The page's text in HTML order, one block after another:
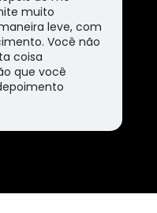
muito
leve, com
Você não
coisa
que você